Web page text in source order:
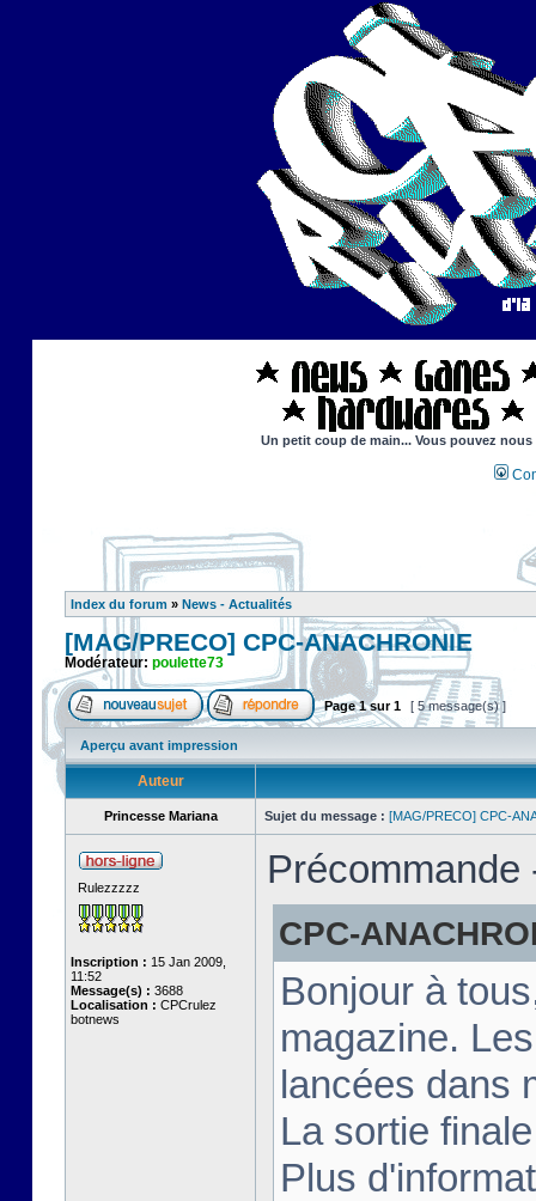
Un petit coup de main... Vous pouvez
Index du forum » News - Actualités
[MAG/PRECO] CPC-ANACHRONIE
Modérateur: poulette73
Page1sur1 [ 5 message(s) ]
Aperçu avant impression
Auteur
Princesse Mariana Sujet du message : [MAG/PRECO] CPC-
Rulezzzzz
Inscription : 15 Jan 2009,
11:52
Message(s) : 3688
Localisation : CPCrulez
botnews
CPC-
Bonjour à
magazine.
lancées dans
La sortie
Plus